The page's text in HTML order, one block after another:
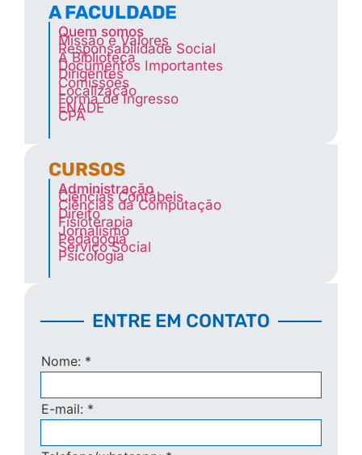
A FACULDADE
Quem somos
Missão e Valores
Responsabilidade Social
A Biblioteca
Documentos Importantes
Dirigentes
Comissões
Localização
Forma de Ingresso
ENADE
CPA
CURSOS
Administração
Ciências Contábeis
Ciências da Computação
Direito
Fisioterapia
Jornalismo
Pedagogia
Serviço Social
Psicologia
ENTRE EM CONTATO
Nome: *
E-mail: *